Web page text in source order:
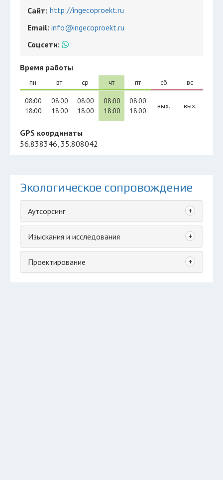
Сайт: http://ingecoproekt.ru
Email: info@ingecoproekt.ru
Соцсети:
Время работы
пн
08:00
18:00
вт
08:00
18:00
ср
08:00
18:00
чт
08:00
18:00
пт
08:00
18:00
сб
вых.
вс
вых.
GPS координаты
56.838346, 35.808042
Экологическое сопровождение
Аутсорсинг +
Изыскания и исследования +
Проектирование +